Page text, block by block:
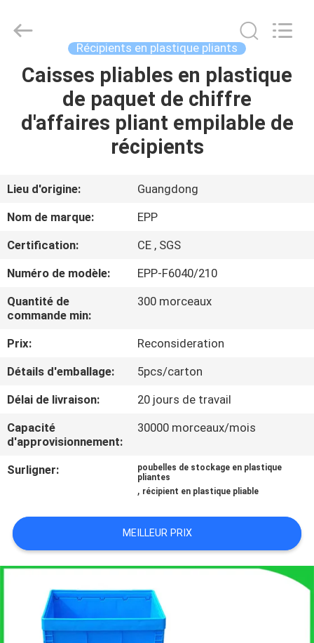
ACCUEIL
PRODUITS
PROPOS
DE
NOUS
VISITE
DE
CONTRÔLE
QUALITÉ
CONTACTEZ-
NOUS
DEMANDEZ
UN
DEVIS
PLAN
Plastic
Récipients en plastique pliants
Caisses pliables en plastique
de paquet de chiffre
d'affaires pliant empilable de
récipients
Lieu d'origine:
Guangdong
Nom de marque:
EPP
Certification:
CE , SGS
Numéro de modèle:
EPP-F6040/210
Quantité de
commande min:
300 morceaux
Prix:
Reconsideration
Détails d'emballage:
5pcs/carton
Délai de livraison:
20 jours de travail
Capacité
d'approvisionnement:
30000 morceaux/mois
Surligner:
poubelles de stockage en plastique
pliantes
, récipient en plastique pliable
MEILLEUR PRIX